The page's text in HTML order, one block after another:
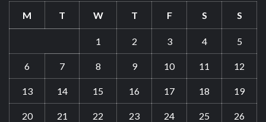
M T W T F S S
1 2 3 4 5
6 7 8 9 10 11 12
13 14 15 16 17 18 19
20 21 22 23 24 25 26